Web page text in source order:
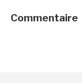
Commentaire